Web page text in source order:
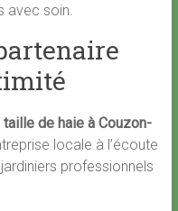
avec soin.
taille de haie à Couzon-
locale à l’écoute
professionnels